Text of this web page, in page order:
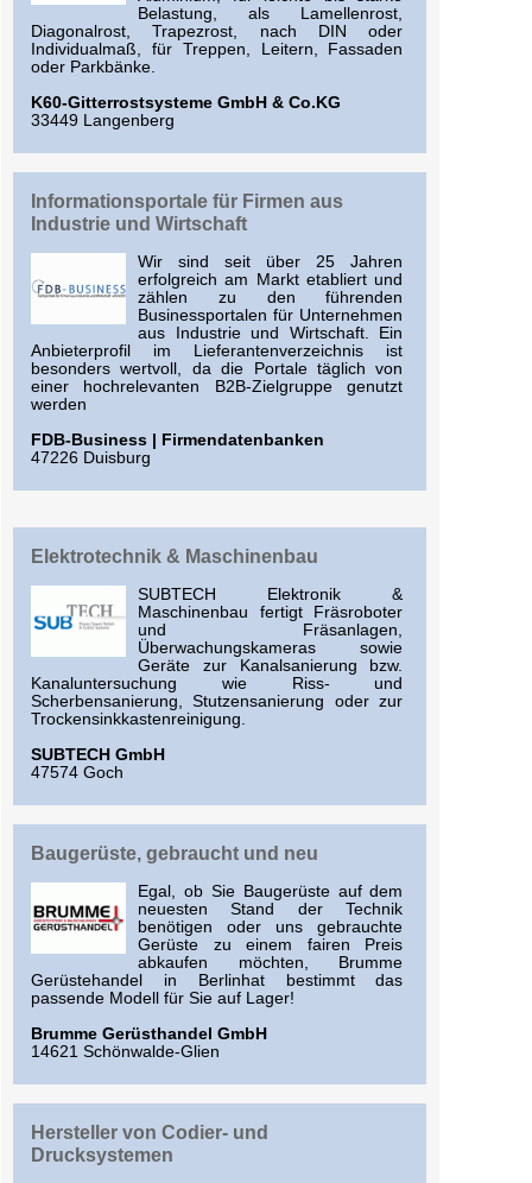
Belastung, als Lamellenrost,
Diagonalrost, Trapezrost, nach DIN oder
Individualmaß, für Treppen, Leitern, Fassaden
oder Parkbänke.
K60-Gitterrostsysteme GmbH & Co.KG
33449 Langenberg
Informationsportale für Firmen aus
Industrie und Wirtschaft
Wir sind seit über 25 Jahren
erfolgreich am Markt etabliert und
zählen zu den führenden
Businessportalen für Unternehmen
aus Industrie und Wirtschaft. Ein
Anbieterprofil im Lieferantenverzeichnis ist
besonders wertvoll, da die Portale täglich von
einer hochrelevanten B2B-Zielgruppe genutzt
werden
FDB-Business | Firmendatenbanken
47226 Duisburg
Elektrotechnik & Maschinenbau
SUBTECH Elektronik &
Maschinenbau fertigt Fräsroboter
und Fräsanlagen,
Überwachungskameras sowie
Geräte zur Kanalsanierung bzw.
Kanaluntersuchung wie Riss- und
Scherbensanierung, Stutzensanierung oder zur
Trockensinkkastenreinigung.
SUBTECH GmbH
47574 Goch
Baugerüste, gebraucht und neu
Egal, ob Sie Baugerüste auf dem
neuesten Stand der Technik
benötigen oder uns gebrauchte
Gerüste zu einem fairen Preis
abkaufen möchten, Brumme
Gerüstehandel in Berlinhat bestimmt das
passende Modell für Sie auf Lager!
Brumme Gerüsthandel GmbH
14621 Schönwalde-Glien
Hersteller von Codier- und
Drucksystemen